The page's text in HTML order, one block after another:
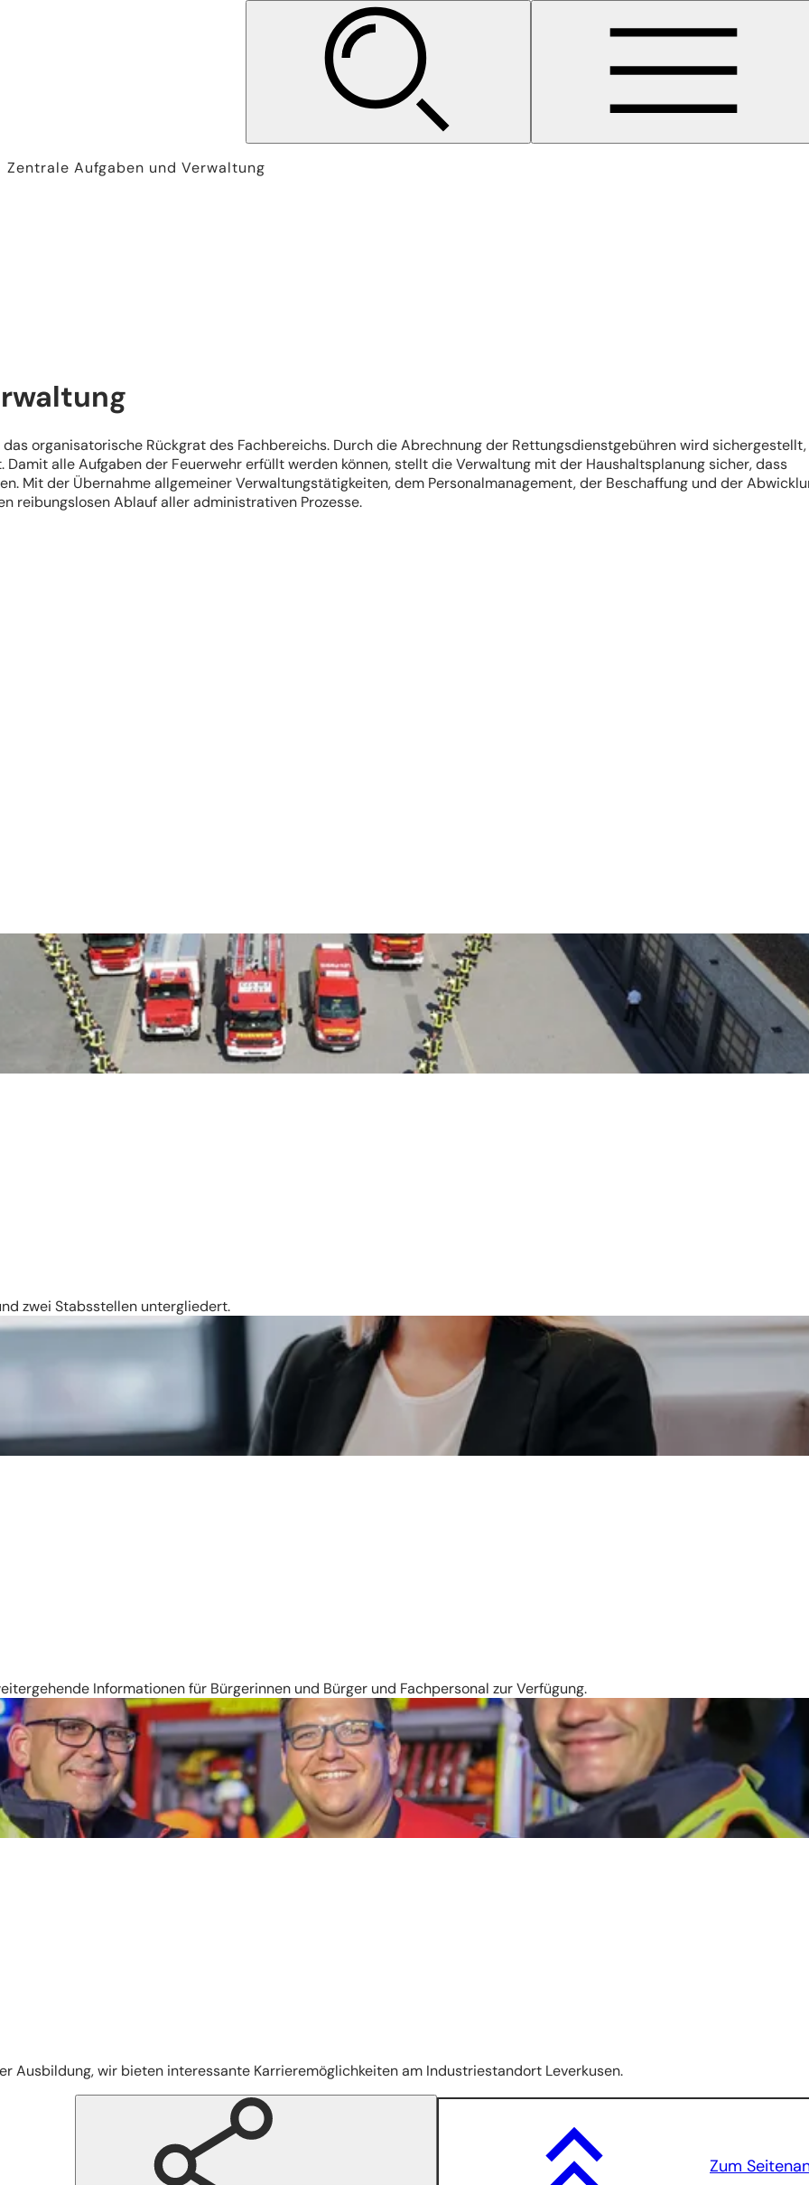
Zentrale Aufgaben und Verwaltung
organisatorische Rückgrat des Fachbereichs. Durch die Abrechnung der Rettungsdienstgebühren wird
alle Aufgaben der Feuerwehr erfüllt werden können, stellt die Verwaltung mit der Haushaltsplanung sicher, dass
Mit der Übernahme allgemeiner Verwaltungstätigkeiten, dem Personalmanagement, der Beschaffung und der
reibungslosen Ablauf aller administrativen Prozesse.
zwei Stabsstellen untergliedert.
Informationen für Bürgerinnen und Bürger und Fachpersonal zur Verfügung.
Ausbildung, wir bieten interessante Karrieremöglichkeiten am Industriestandort Leverkusen.
Zum